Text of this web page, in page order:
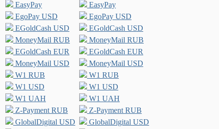
EasyPay
EasyPay
EgoPay USD
EgoPay USD
EGoldCash USD
EGoldCash USD
MoneyMail RUB
MoneyMail RUB
EGoldCash EUR
EGoldCash EUR
MoneyMail USD
MoneyMail USD
W1 RUB
W1 RUB
W1 USD
W1 USD
W1 UAH
W1 UAH
Z-Payment RUB
Z-Payment RUB
GlobalDigital USD
GlobalDigital USD